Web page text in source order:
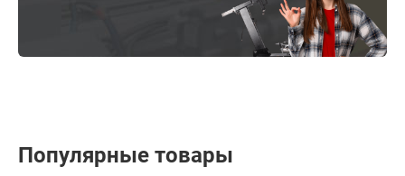
Популярные товары